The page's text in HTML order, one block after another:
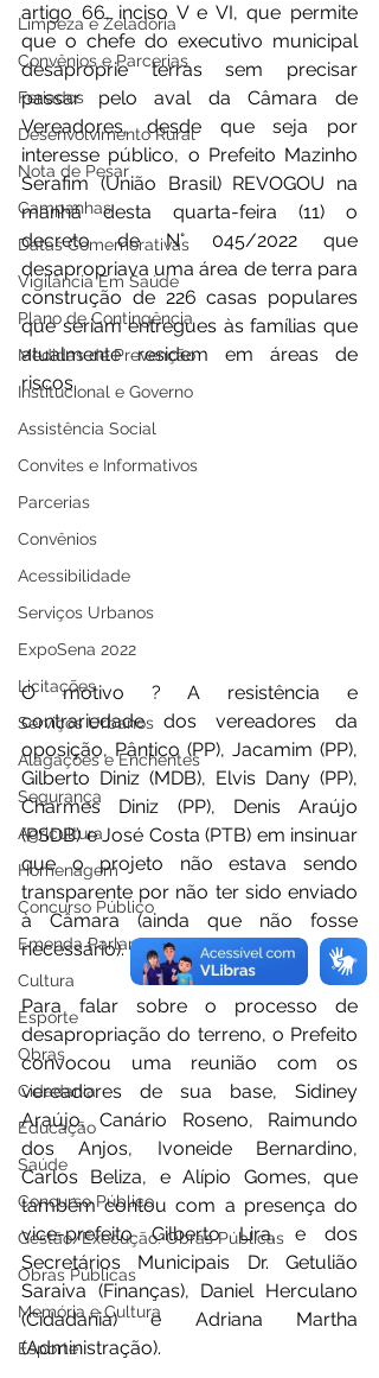
Limpeza e Zeladoria
Convênios e Parcerias
Feriados
Desenvolvimento Rural
Nota de Pesar
Campanhas
Datas Comemorativas
Vigilância Em Saúde
Plano de Contingência
Medidas de Prevenção
Institucional e Governo
Assistência Social
Convites e Informativos
Parcerias
Convênios
Acessibilidade
Serviços Urbanos
ExpoSena 2022
Licitações
Serviços Urbanos
Alagações e Enchentes
Segurança
Agricultura
Homenagem
Concurso Público
Emenda Parlamentar
Cultura
Esporte
Obras
Cidadania
Educação
Saúde
Concurso Público
Gestão/Execução: Obras Públicas
Obras Públicas
Memória e Cultura
Esporte
artigo 66, inciso V e VI, que permite
que o chefe do executivo municipal
desaproprie terras sem precisar
passar pelo aval da Câmara de
Vereadores, desde que seja por
interesse público, o Prefeito Mazinho
Serafim (União Brasil) REVOGOU na
manhã desta quarta-feira (11) o
decreto de N° 045/2022 que
desapropriava uma área de terra para
construção de 226 casas populares
que seriam entregues às famílias que
atualmente residem em áreas de
riscos.
O motivo ? A resistência e
contrariedade dos vereadores da
oposição, Pântico (PP), Jacamim (PP),
Gilberto Diniz (MDB), Elvis Dany (PP),
Charmes Diniz (PP), Denis Araújo
(PSDB) e José Costa (PTB) em insinuar
que o projeto não estava sendo
transparente por não ter sido enviado
à Câmara (ainda que não fosse
necessário).
Para falar sobre o processo de
desapropriação do terreno, o Prefeito
convocou uma reunião com os
vereadores de sua base, Sidiney
Araújo, Canário Roseno, Raimundo
dos Anjos, Ivoneide Bernardino,
Carlos Beliza, e Alípio Gomes, que
também contou com a presença do
vice-prefeito Gilberto Lira, e dos
Secretários Municipais Dr. Getulião
Saraiva (Finanças), Daniel Herculano
(Cidadania) e Adriana Martha
(Administração).